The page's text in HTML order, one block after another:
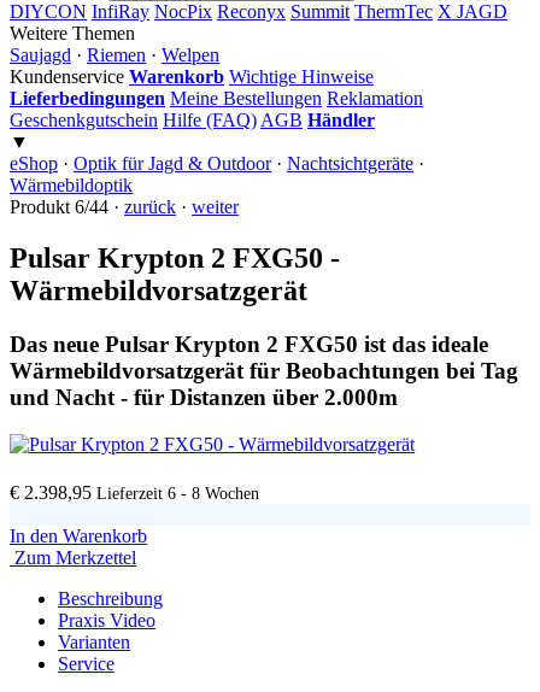
DIYCON InfiRay NocPix Reconyx Summit ThermTec X JAGD
Weitere Themen
Saujagd · Riemen · Welpen
Kundenservice Warenkorb Wichtige Hinweise
Lieferbedingungen Meine Bestellungen Reklamation
Geschenkgutschein Hilfe (FAQ) AGB Händler
▼
eShop · Optik für Jagd & Outdoor· Nachtsichtgeräte ·
Wärmebildoptik
Produkt 6/44 · zurück · weiter
Pulsar Krypton 2 FXG50 -
Wärmebildvorsatzgerät
Das neue Pulsar Krypton 2 FXG50 ist das ideale
Wärmebildvorsatzgerät für Beobachtungen bei Tag
und Nacht - für Distanzen über 2.000m
€ 2.398,95 Lieferzeit 6 - 8 Wochen
In den Warenkorb
Zum Merkzettel
Beschreibung
Praxis Video
Varianten
Service